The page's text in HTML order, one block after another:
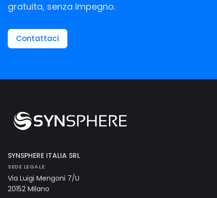
gratuita, senza impegno.
Contattaci
SYNSPHERE ITALIA SRL
SEDE LEGALE
Via Luigi Mengoni 7/U
20152 Milano